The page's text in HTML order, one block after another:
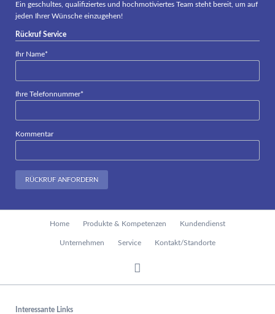
Ein geschultes, qualifiziertes und hochmotiviertes Team steht bereit, um auf
jeden Ihrer Wünsche einzugehen!
Rückruf Service
Pflichtfeld
Ihr Name*
Pflichtfeld
Ihre Telefonnummer*
Kommentar
RÜCKRUF ANFORDERN
Home Produkte & Kompetenzen Kundendienst
Unternehmen Service Kontakt/Standorte
Interessante Links